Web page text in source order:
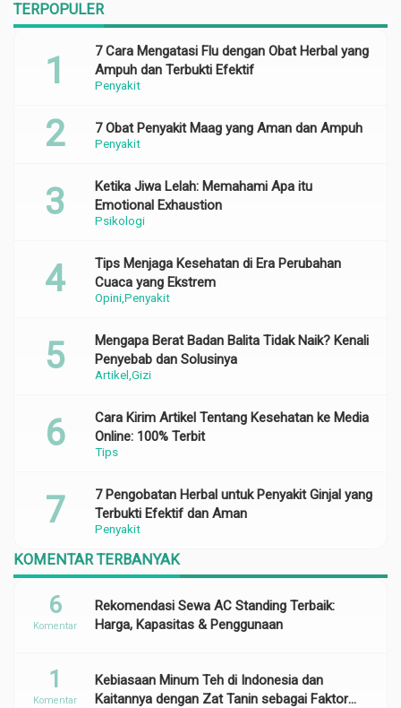
TERPOPULER
Penyakit
7 Cara Mengatasi Flu dengan Obat Herbal yang
Ampuh dan Terbukti Efektif
Penyakit
7 Obat Penyakit Maag yang Aman dan Ampuh
Psikologi
Ketika Jiwa Lelah: Memahami Apa itu
Emotional Exhaustion
OpiniPenyakit
Tips Menjaga Kesehatan di Era Perubahan
Cuaca yang Ekstrem
Artikel Gizi
Mengapa Berat Badan Balita Tidak Naik? Kenali
Penyebab dan Solusinya
Tips
Cara Kirim Artikel Tentang Kesehatan ke Media
Online: 100% Terbit
Penyakit
7 Pengobatan Herbal untuk Penyakit Ginjal yang
Terbukti Efektif dan Aman
KOMENTAR TERBANYAK
Rekomendasi Sewa AC Standing Terbaik:
Harga, Kapasitas & Penggunaan
6
Komentar
Kebiasaan Minum Teh di Indonesia dan
Kaitannya dengan Zat Tanin sebagai Faktor
1
Komentar